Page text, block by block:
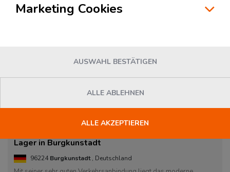
Lager in Burgkunstadt
96224 Burgkunstadt, Deutschland
Marketing Cookies
AUSWAHL BESTÄTIGEN
ALLE ABLEHNEN
ALLE AKZEPTIEREN